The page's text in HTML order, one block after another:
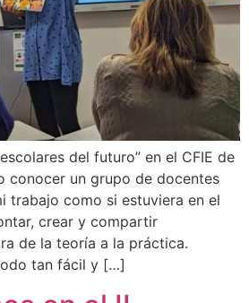
del futuro” en el CFIE de
conocer un grupo de docentes
trabajo como si estuviera en el
crear y compartir
de la teoría a la práctica.
tan fácil y […]